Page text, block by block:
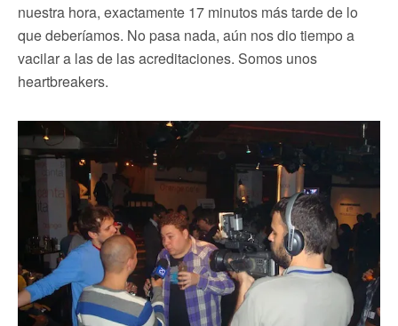
nuestra hora, exactamente 17 minutos más tarde de lo
que deberíamos. No pasa nada, aún nos dio tiempo a
vacilar a las de las acreditaciones. Somos unos
heartbreakers.